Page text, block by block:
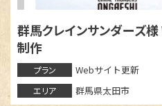
群馬クレインサンダーズ
制作
プラン Webサイト更新
エリア 群馬県太田市